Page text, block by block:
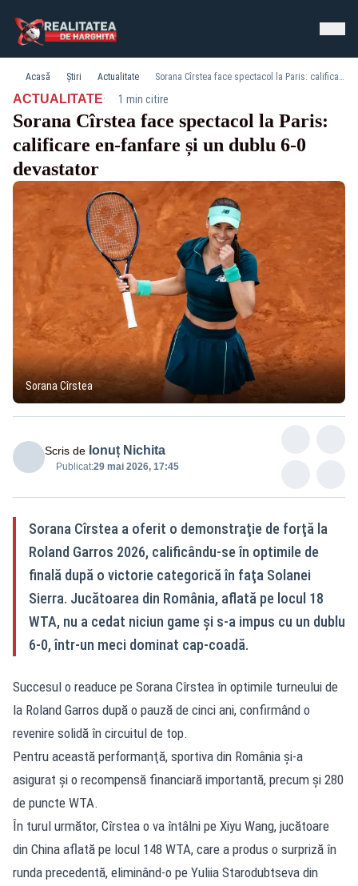
Acasă Știri Actualitate Sorana Cîrstea face spectacol la Paris: calificare en-fanfare și un dublu 6-0 devastator
ACTUALITATE· 1 min citire
Sorana Cîrstea face spectacol la Paris:
calificare en-fanfare și un dublu 6-0
devastator
Sorana Cîrstea
Scris de Ionuț Nichita
Publicat:29 mai 2026, 17:45
Sorana Cîrstea a oferit o demonstraţie de forţă la
Roland Garros 2026, calificându-se în optimile de
finală după o victorie categorică în faţa Solanei
Sierra. Jucătoarea din România, aflată pe locul 18
WTA, nu a cedat niciun game şi s-a impus cu un dublu
6-0, într-un meci dominat cap-coadă.
Succesul o readuce pe Sorana Cîrstea în optimile turneului de
la Roland Garros după o pauză de cinci ani, confirmând o
revenire solidă în circuitul de top.
Pentru această performanţă, sportiva din România şi-a
asigurat şi o recompensă financiară importantă, precum şi 280
de puncte WTA.
În turul următor, Cîrstea o va întâlni pe Xiyu Wang, jucătoare
din China aflată pe locul 148 WTA, care a produs o surpriză în
runda precedentă, eliminând-o pe Yuliia Starodubtseva din